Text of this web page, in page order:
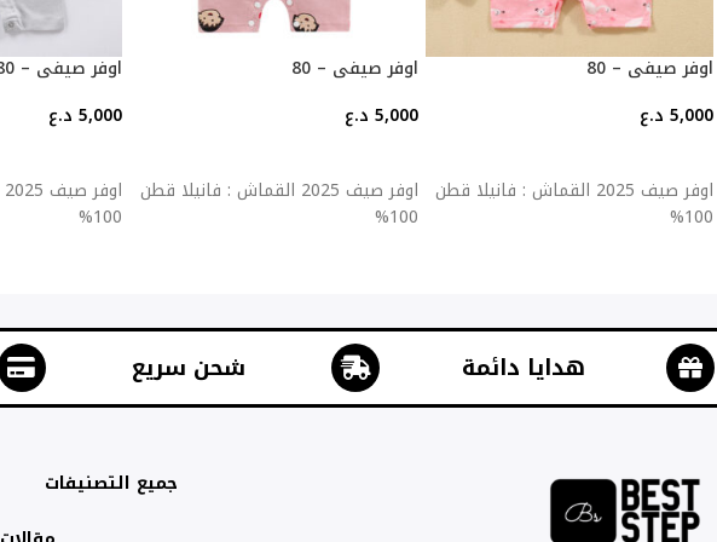
اوفر صيفي – 80
5,000 د.ع
اوفر صيف 2025 القماش : فانيلا قطن
100%
اوفر صيفي – 80
5,000 د.ع
اوفر صيف 2025 القماش : فانيلا قطن
100%
اوفر صيفي – 80
5,000 د.ع
100%
هدايا دائمة شحن سريع
جميع التصنيفات